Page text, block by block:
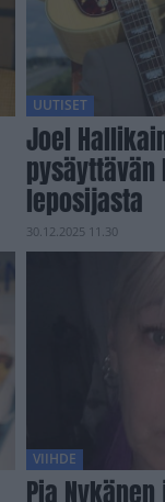
UUTISET
Joel
leposijasta
30.12.2025 11.30
VIIHDE
Pia